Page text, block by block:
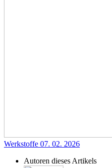
Werkstoffe 07. 02. 2026
Autoren dieses Artikels